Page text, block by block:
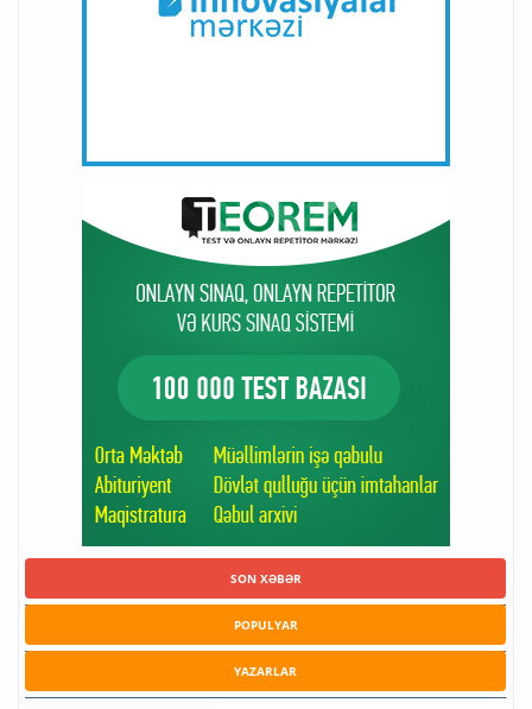
SON XƏBƏR
POPULYAR
YAZARLAR